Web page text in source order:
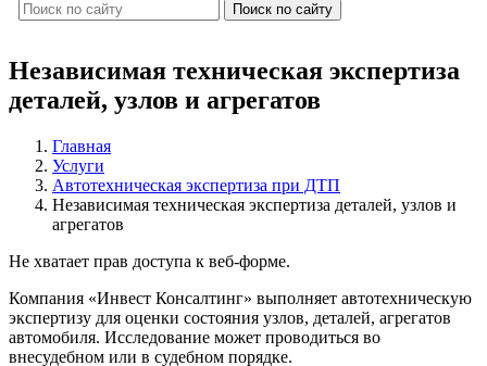
Поиск по сайту
Независимая техническая экспертиза
деталей, узлов и агрегатов
Главная
Услуги
Автотехническая экспертиза при ДТП
Независимая техническая экспертиза деталей, узлов и
агрегатов
Не хватает прав доступа к веб-форме.
Компания «Инвест Консалтинг» выполняет автотехническую
экспертизу для оценки состояния узлов, деталей, агрегатов
автомобиля. Исследование может проводиться во
внесудебном или в судебном порядке.